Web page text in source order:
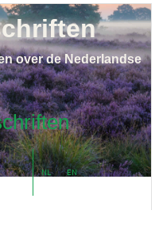
NL EN
over de Nederlandse